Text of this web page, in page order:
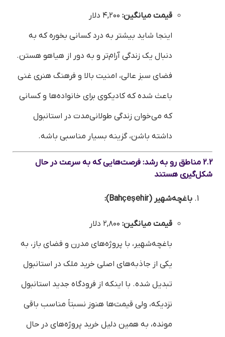
قیمت میانگین:
اینجا شاید بیشتر به درد کسانی بخوره که به
دنبال یک زندگی آرام‌تر و به دور از هیاهو هستن.
فضای سبز عالی، امنیت بالا و فرهنگ هنری غنی
باعث شده که کادیکوی برای خانواده‌ها و کسانی
که می‌خوان زندگی طولانی‌مدت در استانبول
داشته باشن، گزینه بسیار مناسبی باشه.
2.2 مناطق رو به رشد: فرصت‌هایی که به سرعت در حال
شکل‌گیری هستند
باغچه‌شهیر (Bahçeşehir):
قیمت میانگین:
باغچه‌شهیر، با پروژه‌های مدرن و فضای باز، به
یکی از جاذبه‌های اصلی خرید ملک در استانبول
تبدیل شده. با اینکه از فرودگاه جدید استانبول
نزدیکه، ولی قیمت‌ها هنوز نسبتاً مناسب باقی
مونده، به همین دلیل خرید پروژه‌های در حال